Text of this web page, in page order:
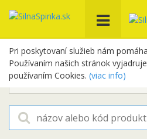
Pri poskytovaní služieb nám
Používaním našich stránok
používaním Cookies. (viac info)
+421 948